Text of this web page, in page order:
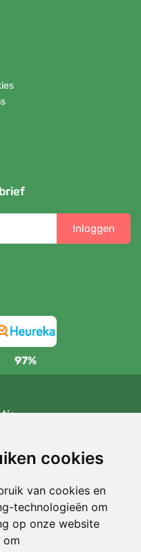
cookies
van cookies en
technologieën om
op onze website
om
Inloggen
97%
boven 95 EUR
moment binnen 90
een boom! Lees meer